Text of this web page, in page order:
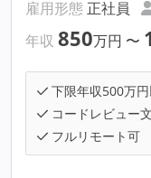
雇用形態 正社員
年収 850万円 〜
下限年収500万
コードレビュー
フルリモート可